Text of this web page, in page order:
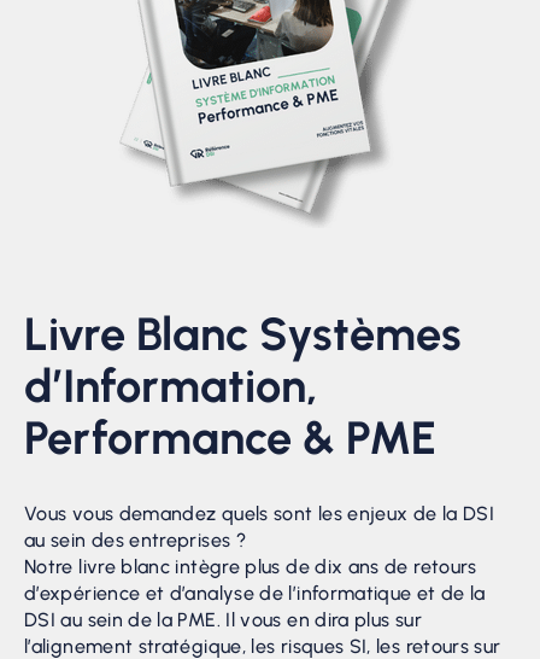
Livre Blanc Systèmes
d’Information,
Performance & PME
Vous vous demandez quels sont les enjeux de la DSI
au sein des entreprises ?
Notre livre blanc intègre plus de dix ans de retours
d’expérience et d’analyse de l’informatique et de la
DSI au sein de la PME. Il vous en dira plus sur
l’alignement stratégique, les risques SI, les retours sur